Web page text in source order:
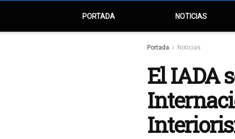
PORTADA NOTICIAS
Portada Noticias
El IADA